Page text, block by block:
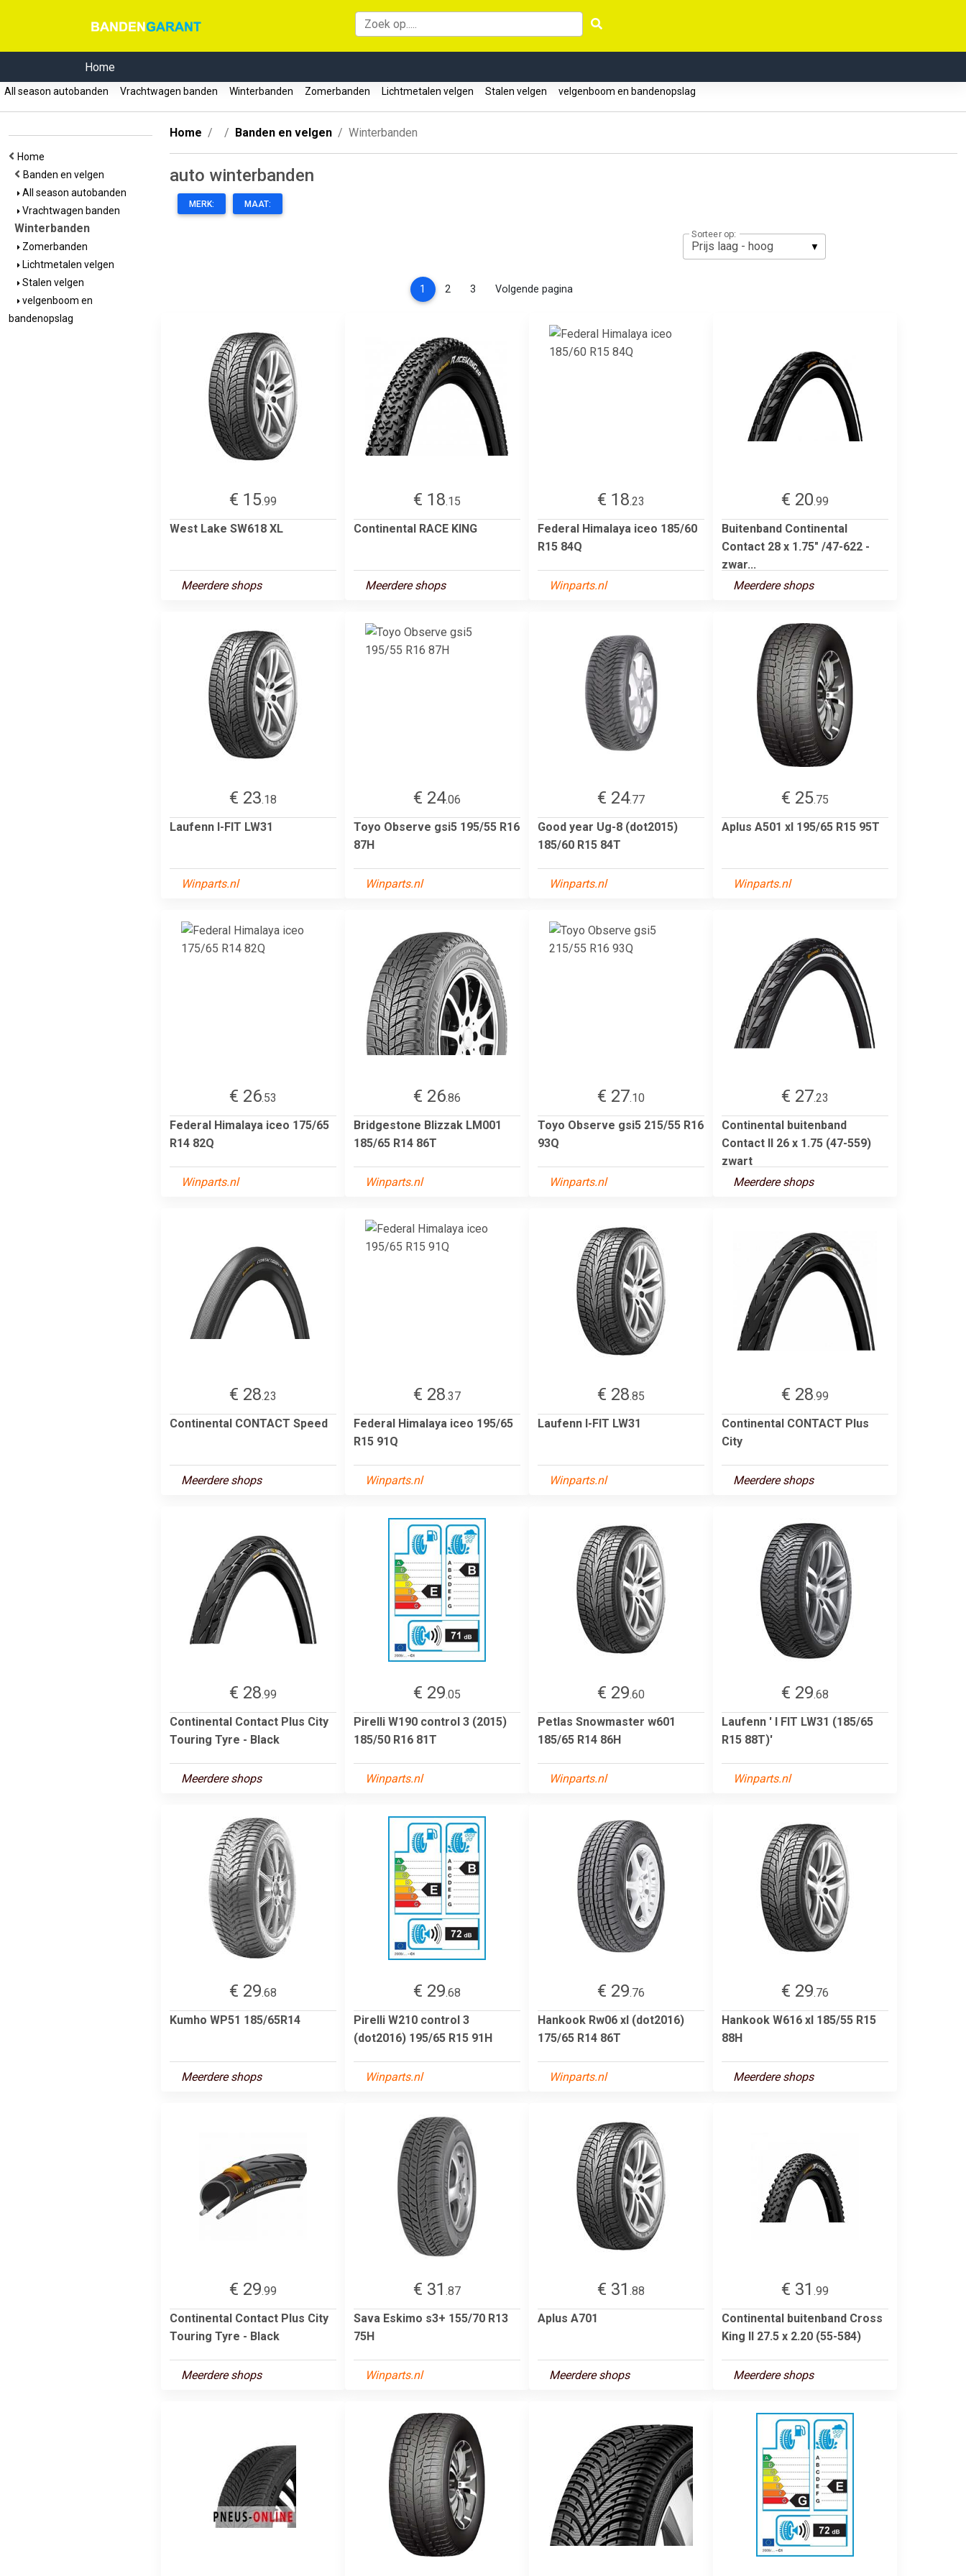
Home
All season autobanden Vrachtwagen banden Winterbanden Zomerbanden Lichtmetalen velgen Stalen velgen velgenboom en bandenopslag
Home
Banden en velgen
All season autobanden
Vrachtwagen banden
Winterbanden
Zomerbanden
Lichtmetalen velgen
Stalen velgen
velgenboom en
bandenopslag
Home Banden en velgen Winterbanden
auto winterbanden
MERK: MAAT:
Sorteer op:
1 (current)
2 3 Volgende pagina
€ 15.99
West Lake SW618 XL
Meerdere shops
€ 18.15
Continental RACE KING
Meerdere shops
€ 18.23
Federal Himalaya iceo 185/60
R15 84Q
Winparts.nl
€ 20.99
Buitenband Continental
Contact 28 x 1.75" /47-622 -
zwar...
Meerdere shops
€ 23.18
Laufenn I-FIT LW31
Winparts.nl
€ 24.06
Toyo Observe gsi5 195/55 R16
87H
Winparts.nl
€ 24.77
Good year Ug-8 (dot2015)
185/60 R15 84T
Winparts.nl
€ 25.75
Aplus A501 xl 195/65 R15 95T
Winparts.nl
€ 26.53
Federal Himalaya iceo 175/65
R14 82Q
Winparts.nl
€ 26.86
Bridgestone Blizzak LM001
185/65 R14 86T
Winparts.nl
€ 27.10
Toyo Observe gsi5 215/55 R16
93Q
Winparts.nl
€ 27.23
Continental buitenband
Contact II 26 x 1.75 (47-559)
zwart
Meerdere shops
€ 28.23
Continental CONTACT Speed
Meerdere shops
€ 28.37
Federal Himalaya iceo 195/65
R15 91Q
Winparts.nl
€ 28.85
Laufenn I-FIT LW31
Winparts.nl
€ 28.99
Continental CONTACT Plus
City
Meerdere shops
€ 28.99
Continental Contact Plus City
Touring Tyre - Black
Meerdere shops
€ 29.05
Pirelli W190 control 3 (2015)
185/50 R16 81T
Winparts.nl
€ 29.60
Petlas Snowmaster w601
185/65 R14 86H
Winparts.nl
€ 29.68
Laufenn ' I FIT LW31 (185/65
R15 88T)'
Winparts.nl
€ 29.68
Kumho WP51 185/65R14
Meerdere shops
€ 29.68
Pirelli W210 control 3
(dot2016) 195/65 R15 91H
Winparts.nl
€ 29.76
Hankook Rw06 xl (dot2016)
175/65 R14 86T
Winparts.nl
€ 29.76
Hankook W616 xl 185/55 R15
88H
Meerdere shops
€ 29.99
Continental Contact Plus City
Touring Tyre - Black
Meerdere shops
€ 31 .87
Sava Eskimo s3+ 155/70 R13
75H
Winparts.nl
€ 31 .88
Aplus A701
Meerdere shops
€ 31 .99
Continental buitenband Cross
King II 27.5 x 2.20 (55-584)
Meerdere shops